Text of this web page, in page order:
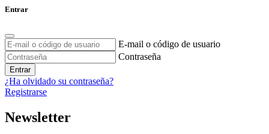
Entrar
E-mail o código de usuario
Contraseña
Entrar
¿Ha olvidado su contraseña?
Registrarse
Newsletter